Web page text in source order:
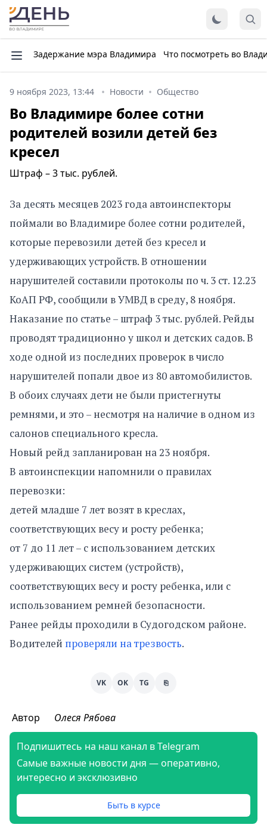
Задержание мэра Владимира Что посмотреть во
9 ноября 2023, 13:44 Новости Общество
Во Владимире более сотни
родителей возили детей без
кресел
Штраф – 3 тыс. рублей.
За десять месяцев 2023 года автоинспекторы
поймали во Владимире более сотни родителей,
которые перевозили детей без кресел и
удерживающих устройств. В отношении
нарушителей составили протоколы по ч. 3 ст. 12.23
КоАП РФ, сообщили в УМВД в среду, 8 ноября.
Наказание по статье – штраф 3 тыс. рублей. Рейды
проводят традиционно у школ и детских садов. В
ходе одной из последних проверок в число
нарушителей попали двое из 80 автомобилистов.
В обоих случаях дети не были пристегнуты
ремнями, и это – несмотря на наличие в одном из
салонов специального кресла.
Новый рейд запланирован на 23 ноября.
В автоинспекции напомнили о правилах
перевозки:
детей младше 7 лет возят в креслах,
соответствующих весу и росту ребенка;
от 7 до 11 лет – с использованием детских
удерживающих систем (устройств),
соответствующих весу и росту ребенка, или с
использованием ремней безопасности.
Ранее рейды проходили в Судогодском районе.
Водителей проверяли на трезвость.
VK OK TG ⎘
Автор Олеся Рябова
Подпишитесь на наш канал в Telegram
Самые важные новости дня — оперативно,
интересно и эксклюзивно
Быть в курсе